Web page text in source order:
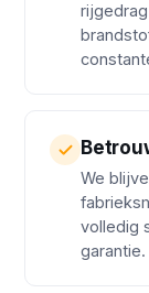
We
volledig
garantie.